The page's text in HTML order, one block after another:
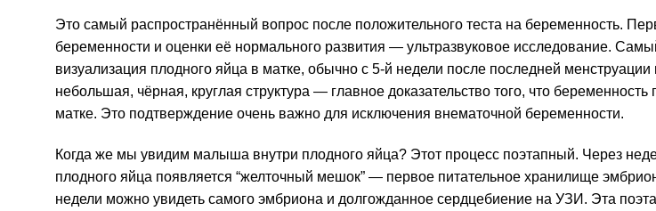
Это самый распространённый вопрос после положительного теста на беременность.
беременности и оценки её нормального развития — ультразвуковое исследование.
визуализация плодного яйца в матке, обычно с 5-й недели после последней
небольшая, чёрная, круглая структура — главное доказательство того, что
матке. Это подтверждение очень важно для исключения внематочной беременности.
Когда же мы увидим малыша внутри плодного яйца? Этот процесс поэтапный. Через
плодного яйца появляется “желточный мешок” — первое питательное хранилище
недели можно увидеть самого эмбриона и долгожданное сердцебиение на УЗИ. Эта